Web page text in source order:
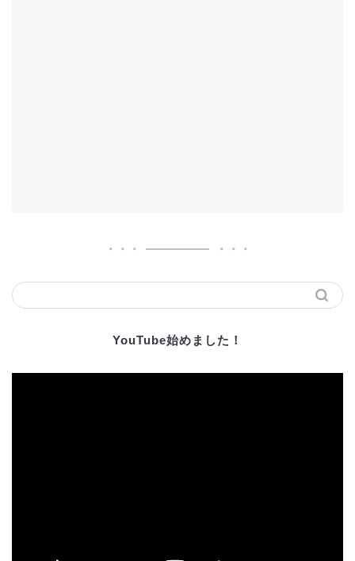
YouTube始めました！